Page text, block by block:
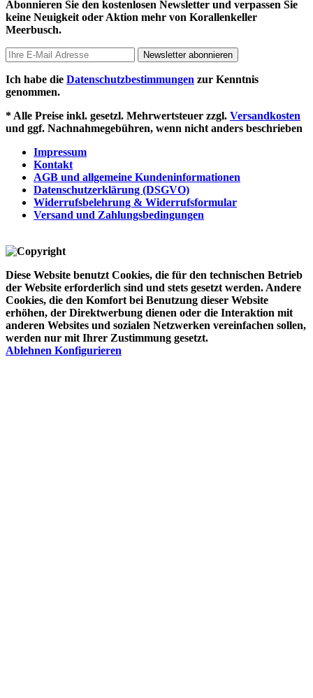
Abonnieren Sie den kostenlosen Newsletter und verpassen Sie
keine Neuigkeit oder Aktion mehr von Korallenkeller
Meerbusch.
Newsletter abonnieren
Ich habe die Datenschutzbestimmungen zur Kenntnis
genommen.
* Alle Preise inkl. gesetzl. Mehrwertsteuer zzgl. Versandkosten
und ggf. Nachnahmegebühren, wenn nicht anders beschrieben
Impressum
Kontakt
AGB und allgemeine Kundeninformationen
Datenschutzerklärung (DSGVO)
Widerrufsbelehrung & Widerrufsformular
Versand und Zahlungsbedingungen
Diese Website benutzt Cookies, die für den technischen Betrieb
der Website erforderlich sind und stets gesetzt werden. Andere
Cookies, die den Komfort bei Benutzung dieser Website
erhöhen, der Direktwerbung dienen oder die Interaktion mit
anderen Websites und sozialen Netzwerken vereinfachen sollen,
werden nur mit Ihrer Zustimmung gesetzt.
Ablehnen Konfigurieren